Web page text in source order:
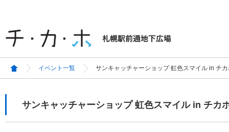
イベント一覧 サンキャッチャーショップ 虹色スマイル in チ
サンキャッチャーショップ 虹色スマイル in チカ